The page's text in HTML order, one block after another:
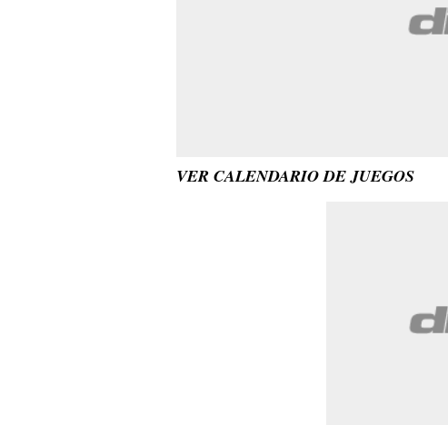
VER CALENDARIO DE JUEGOS